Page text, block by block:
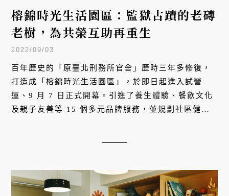
榕錦時光生活園區：監獄古蹟的老磚
老樹，為共榮互助再重生
2022/09/03
百年歷史的「原臺北刑務所官舍」歷時三年多修復，
打造成「榕錦時光生活園區」，於即日起進入試營
運、9 月 7 日正式開幕。引進了養生體驗、餐飲文化
及親子友善等 15 個多元品牌服務，並規劃社區健康